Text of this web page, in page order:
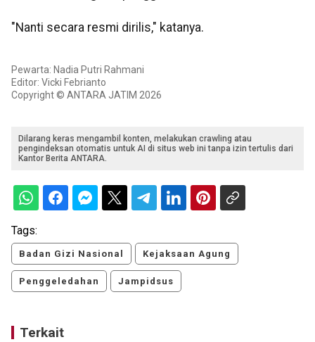
"Nanti secara resmi dirilis," katanya.
Pewarta: Nadia Putri Rahmani
Editor: Vicki Febrianto
Copyright © ANTARA JATIM 2026
Dilarang keras mengambil konten, melakukan crawling atau
pengindeksan otomatis untuk AI di situs web ini tanpa izin tertulis dari
Kantor Berita ANTARA.
Tags:
Badan Gizi Nasional Kejaksaan Agung
Penggeledahan Jampidsus
Terkait